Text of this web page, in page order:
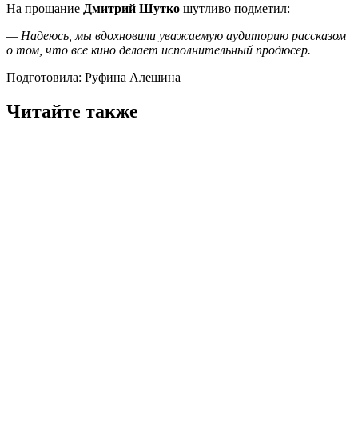
На прощание Дмитрий Шутко шутливо подметил:
—Надеюсь, мы вдохновили уважаемую аудиторию рассказом
о том, что все кино делает исполнительный продюсер.
Подготовила: Руфина Алешина
Читайте также